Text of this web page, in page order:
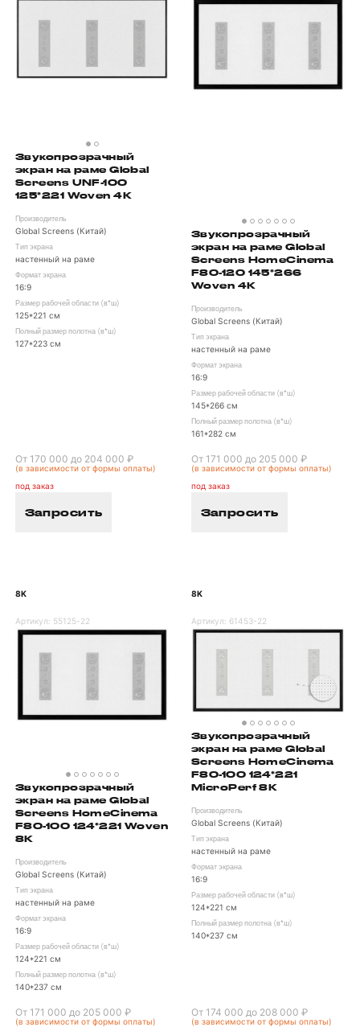
Звукопрозрачный
экран на раме Global
Screens UNF-100
125*221 Woven 4K
Производитель
Global Screens (Китай)
Тип экрана
настенный на раме
Формат экрана
16:9
Размер рабочей области (в*ш)
125*221 см
Полный размер полотна (в*ш)
127*223 см
От 170 000 до 204 000 ₽
(в зависимости от формы оплаты)
под заказ
Запросить
Звукопрозрачный
экран на раме Global
Screens HomeCinema
F80-120 145*266
Woven 4K
Производитель
Global Screens (Китай)
Тип экрана
настенный на раме
Формат экрана
16:9
Размер рабочей области (в*ш)
145*266 см
Полный размер полотна (в*ш)
161*282 см
От 171 000 до 205 000 ₽
(в зависимости от формы оплаты)
под заказ
Запросить
8K
Артикул: 55125-22
Звукопрозрачный
экран на раме Global
Screens HomeCinema
F80-100 124*221 Woven
8K
Производитель
Global Screens (Китай)
Тип экрана
настенный на раме
Формат экрана
16:9
Размер рабочей области (в*ш)
124*221 см
Полный размер полотна (в*ш)
140*237 см
От 171 000 до 205 000 ₽
(в зависимости от формы оплаты)
8K
Артикул: 61453-22
Звукопрозрачный
экран на раме Global
Screens HomeCinema
F80-100 124*221
MicroPerf 8K
Производитель
Global Screens (Китай)
Тип экрана
настенный на раме
Формат экрана
16:9
Размер рабочей области (в*ш)
124*221 см
Полный размер полотна (в*ш)
140*237 см
От 174 000 до 208 000 ₽
(в зависимости от формы оплаты)